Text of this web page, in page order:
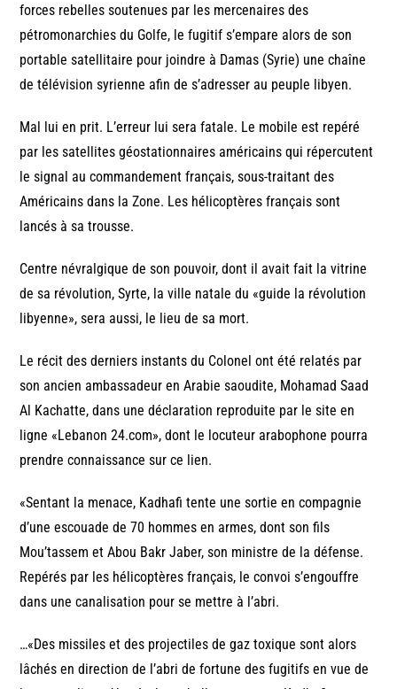
forces rebelles soutenues par les mercenaires des
pétromonarchies du Golfe, le fugitif s’empare alors de son
portable satellitaire pour joindre à Damas (Syrie) une chaîne
de télévision syrienne afin de s’adresser au peuple libyen.
Mal lui en prit. L’erreur lui sera fatale. Le mobile est repéré
par les satellites géostationnaires américains qui répercutent
le signal au commandement français, sous-traitant des
Américains dans la Zone. Les hélicoptères français sont
lancés à sa trousse.
Centre névralgique de son pouvoir, dont il avait fait la vitrine
de sa révolution, Syrte, la ville natale du «guide la révolution
libyenne», sera aussi, le lieu de sa mort.
Le récit des derniers instants du Colonel ont été relatés par
son ancien ambassadeur en Arabie saoudite, Mohamad Saad
Al Kachatte, dans une déclaration reproduite par le site en
ligne «Lebanon 24.com», dont le locuteur arabophone pourra
prendre connaissance sur ce lien.
«Sentant la menace, Kadhafi tente une sortie en compagnie
d’une escouade de 70 hommes en armes, dont son fils
Mou’tassem et Abou Bakr Jaber, son ministre de la défense.
Repérés par les hélicoptères français, le convoi s’engouffre
dans une canalisation pour se mettre à l’abri.
…«Des missiles et des projectiles de gaz toxique sont alors
lâchés en direction de l’abri de fortune des fugitifs en vue de